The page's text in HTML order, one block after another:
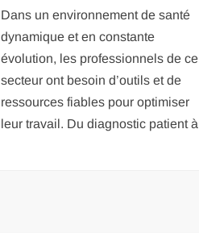
Dans un environnement de santé
dynamique et en constante
évolution, les professionnels de ce
secteur ont besoin d’outils et de
ressources fiables pour optimiser
leur travail. Du diagnostic patient à